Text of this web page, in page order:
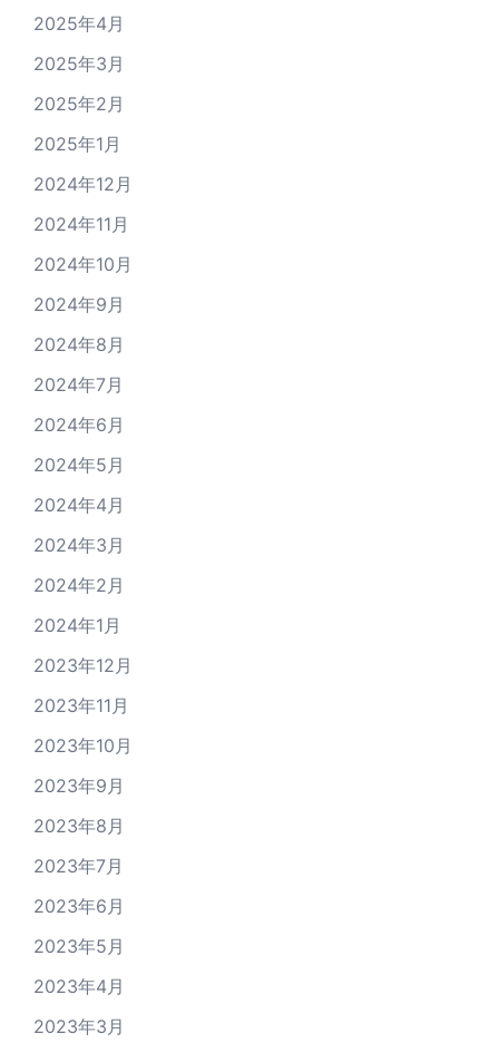
2025年4月
2025年3月
2025年2月
2025年1月
2024年12月
2024年11月
2024年10月
2024年9月
2024年8月
2024年7月
2024年6月
2024年5月
2024年4月
2024年3月
2024年2月
2024年1月
2023年12月
2023年11月
2023年10月
2023年9月
2023年8月
2023年7月
2023年6月
2023年5月
2023年4月
2023年3月